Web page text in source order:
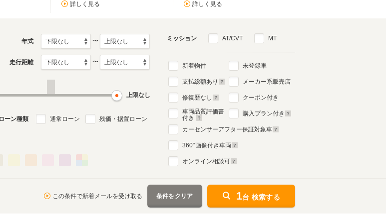
詳しく見る 詳しく見る
年式 〜
走行距離 〜
上限なし
ローン種類 通常ローン 残価・据置ローン
ミッション AT/CVT MT
新着物件
支払総額あり
修復歴なし
車両品質評価書
付き
未登録車
メーカー系販売店
クーポン付き
購入プラン付き
カーセンサーアフター保証対象車
360°画像付き車両
オンライン相談可
この条件で新着メールを受け取る 条件をクリア 1台 検索する